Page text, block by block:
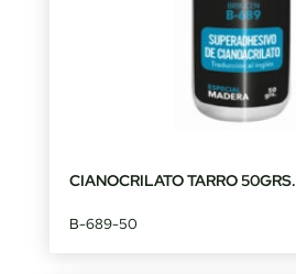
CIANOCRILATO TARRO 50GRS.
B-689-50